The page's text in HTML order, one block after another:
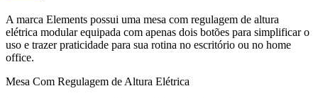
A marca Elements possui uma mesa com regulagem de altura
elétrica modular equipada com apenas dois botões para simplificar o
uso e trazer praticidade para sua rotina no escritório ou no home
office.
Mesa Com Regulagem de Altura Elétrica